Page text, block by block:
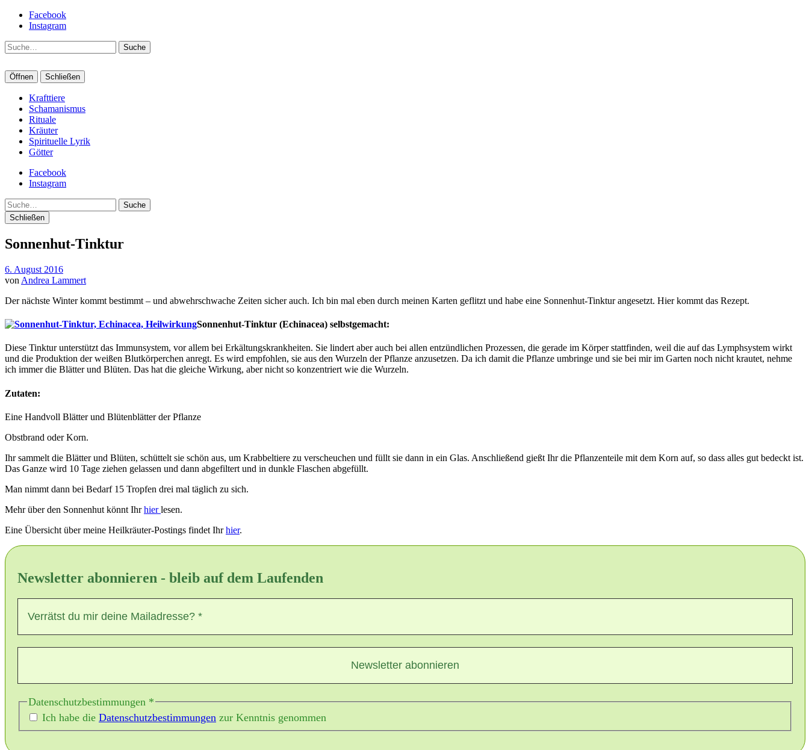
Facebook
Instagram
Suche
Öffnen Schließen
Krafttiere
Schamanismus
Rituale
Kräuter
Spirituelle Lyrik
Götter
Facebook
Instagram
Suche
Schließen
Sonnenhut-Tinktur
6. August 2016
von Andrea Lammert
Der nächste Winter kommt bestimmt – und abwehrschwache Zeiten sicher auch. Ich bin mal eben durch meinen Karten geflitzt und habe eine Sonnenhut-Tinktur angesetzt. Hier kommt das Rezept.
Sonnenhut-Tinktur (Echinacea) selbstgemacht:
Diese Tinktur unterstützt das Immunsystem, vor allem bei Erkältungskrankheiten. Sie lindert aber auch bei allen entzündlichen Prozessen, die gerade im Körper stattfinden, weil die auf das Lymphsystem wirkt
und die Produktion der weißen Blutkörperchen anregt. Es wird empfohlen, sie aus den Wurzeln der Pflanze anzusetzen. Da ich damit die Pflanze umbringe und sie bei mir im Garten noch nicht krautet, nehme
ich immer die Blätter und Blüten. Das hat die gleiche Wirkung, aber nicht so konzentriert wie die Wurzeln.
Zutaten:
Eine Handvoll Blätter und Blütenblätter der Pflanze
Obstbrand oder Korn.
Ihr sammelt die Blätter und Blüten, schüttelt sie schön aus, um Krabbeltiere zu verscheuchen und füllt sie dann in ein Glas. Anschließend gießt Ihr die Pflanzenteile mit dem Korn auf, so dass alles gut bedeckt ist.
Das Ganze wird 10 Tage ziehen gelassen und dann abgefiltert und in dunkle Flaschen abgefüllt.
Man nimmt dann bei Bedarf 15 Tropfen drei mal täglich zu sich.
Mehr über den Sonnenhut könnt Ihrhierlesen.
Eine Übersicht über meine Heilkräuter-Postings findet Ihrhier.
Newsletter abonnieren - bleib auf dem Laufenden
Datenschutzbestimmungen *
Ich habe die Datenschutzbestimmungen zur Kenntnis genommen